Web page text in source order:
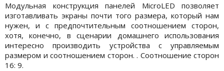
Модульная конструкция панелей MicroLED позволяет
изготавливать экраны почти того размера, который нам
нужен, и с предпочтительным соотношением сторон,
хотя, конечно, в сценарии домашнего использования
интересно производить устройства с управляемым
размером и соотношением сторон. . Соотношение сторон
16: 9.